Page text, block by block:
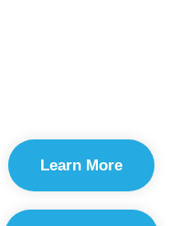
Learn More